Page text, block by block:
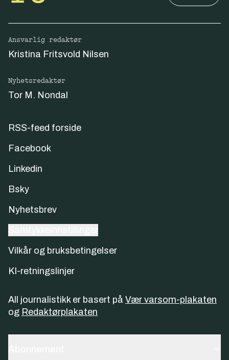
Ansvarlig redaktør
Kristina Fritsvold Nilsen
Nyhetsredaktør
Tor M. Nondal
RSS-feed forside
Facebook
Linkedin
Bsky
Nyhetsbrev
Vilkår og bruksbetingelser
KI-retningslinjer
All journalistikk er basert på Vær varsom-plakaten
og Redaktørplakaten